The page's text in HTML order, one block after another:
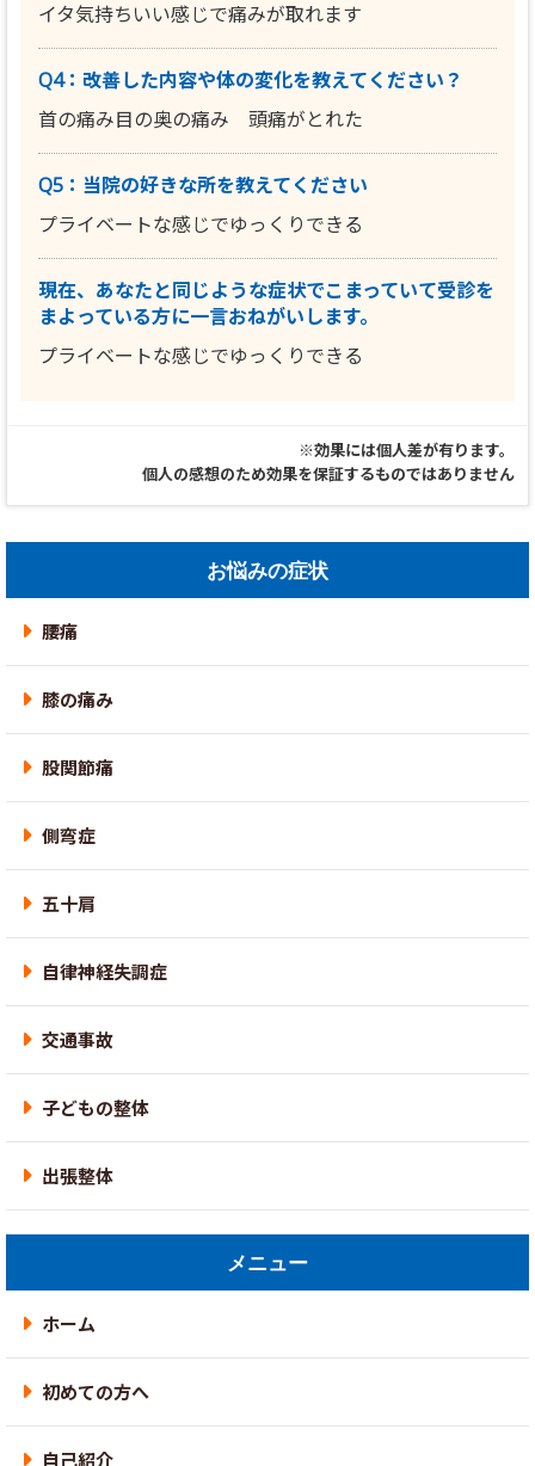
イタ気持ちいい感じで痛みが取れます
Q4：改善した内容や体の変化を教えてください？
首の痛み目の奥の痛み 頭痛がとれた
Q5：当院の好きな所を教えてください
プライベートな感じでゆっくりできる
現在、あなたと同じような症状でこまっていて受診を
まよっている方に一言おねがいします。
プライベートな感じでゆっくりできる
※効果には個人差が有ります。
個人の感想のため効果を保証するものではありません
お悩みの症状
腰痛
膝の痛み
股関節痛
側弯症
五十肩
自律神経失調症
交通事故
子どもの整体
出張整体
メニュー
ホーム
初めての方へ
自己紹介